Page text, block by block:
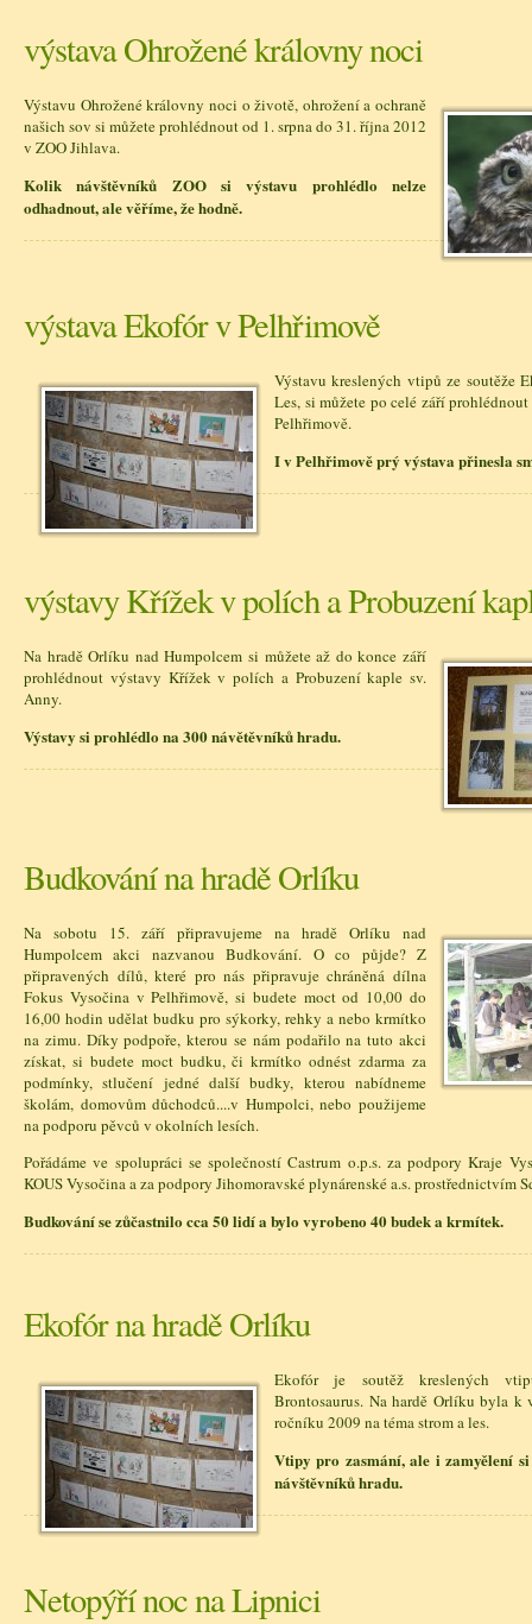
výstava Ohrožené královny noci
Výstavu Ohrožené královny noci o životě, ohrožení a ochraně
našich sov si můžete prohlédnout od 1. srpna do 31. října 2012
v ZOO Jihlava.
Kolik návštěvníků ZOO si výstavu prohlédlo nelze
odhadnout, ale věříme, že hodně.
výstava Ekofór v Pelhřimově
Výstavu kreslených vtipů ze soutěže
Les, si můžete po celé září
Pelhřimově.
I v Pelhřimově prý výstava přinesla
výstavy Křížek v polích a Probuzení
Na hradě Orlíku nad Humpolcem si můžete až do konce září
prohlédnout výstavy Křížek v polích a Probuzení kaple sv.
Anny.
Výstavy si prohlédlo na 300 návětěvníků hradu.
Budkování na hradě Orlíku
Na sobotu 15. září připravujeme na hradě Orlíku nad
Humpolcem akci nazvanou Budkování. O co půjde? Z
připravených dílů, které pro nás připravuje chráněná dílna
Fokus Vysočina v Pelhřimově, si budete moct od 10,00 do
16,00 hodin udělat budku pro sýkorky, rehky a nebo krmítko
na zimu. Díky podpoře, kterou se nám podařilo na tuto akci
získat, si budete moct budku, či krmítko odnést zdarma za
podmínky, stlučení jedné další budky, kterou nabídneme
školám, domovům důchodců....v Humpolci, nebo použijeme
na podporu pěvců v okolních lesích.
Pořádáme ve spolupráci se společností Castrum o.p.s. za podpory Kraje
KOUS Vysočina a za podpory Jihomoravské plynárenské a.s. prostřednictvím
Budkování se zůčastnilo cca 50 lidí a bylo vyrobeno 40 budek a krmítek.
Ekofór na hradě Orlíku
Ekofór je soutěž kreslených
Brontosaurus. Na hardě Orlíku byla
ročníku 2009 na téma strom a les.
Vtipy pro zasmání, ale i zamyělení
návštěvníků hradu.
Netopýří noc na Lipnici